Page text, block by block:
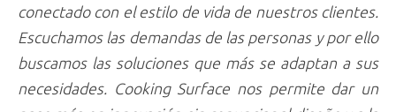
conectado con el estilo de vida de nuestros clientes.
Escuchamos las demandas de las personas y por ello
buscamos las soluciones que más se adaptan a sus
necesidades. Cooking Surface nos permite dar un